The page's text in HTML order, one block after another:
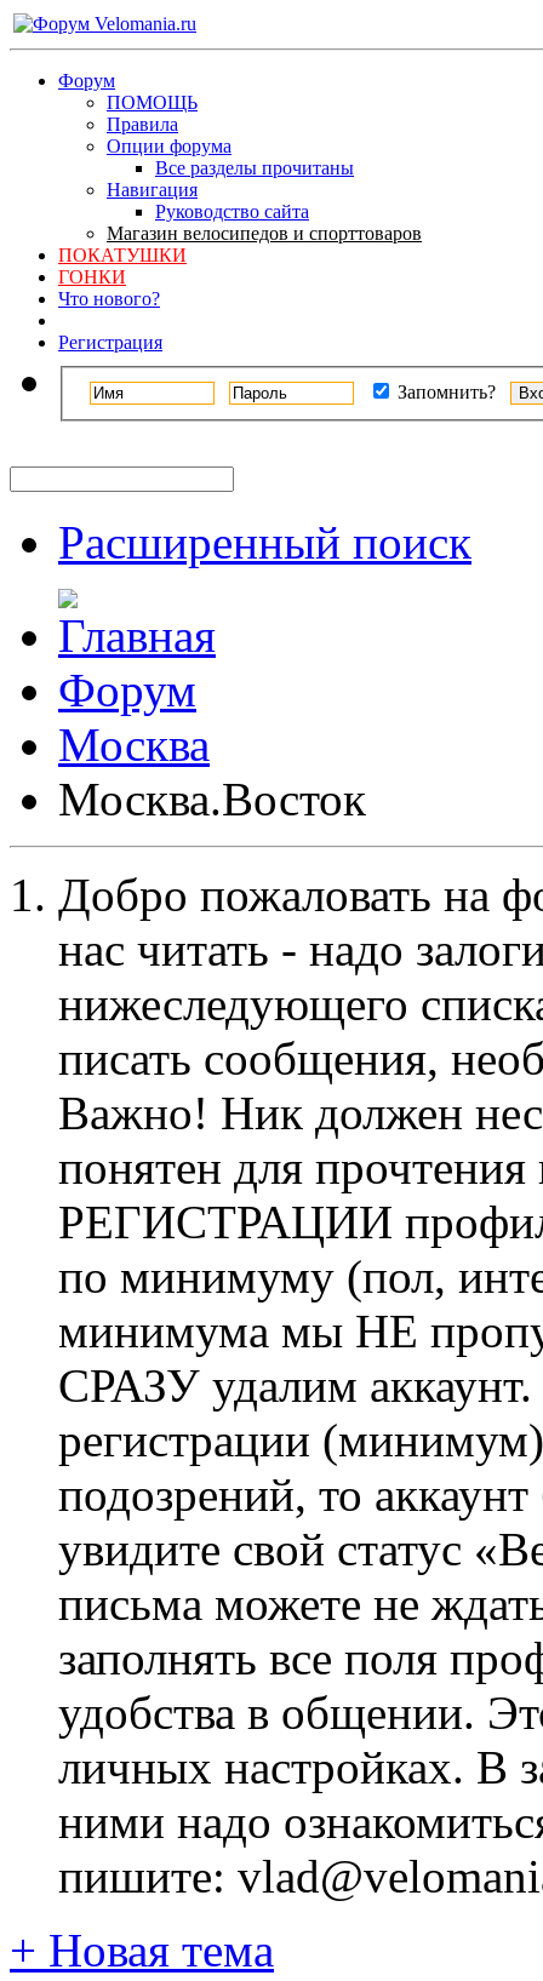
Форум
ПОМОЩЬ
Правила
Опции форума
Все разделы прочитаны
Навигация
Руководство сайта
Магазин велосипедов и спорттоваров
ПОКАТУШКИ
ГОНКИ
Что нового?
Регистрация
Запомнить?
Расширенный поиск
Форум
Москва
Москва.Восток
Добро пожаловать на
нас читать - надо
нижеследующего
писать сообщения,
Важно! Ник должен
понятен для
РЕГИСТРАЦИИ профиль
по минимуму (пол,
минимума мы НЕ
СРАЗУ удалим
регистрации
подозрений, то
увидите свой статус
письма можете не
заполнять все поля
удобства в общении.
личных настройках. В
ними надо
пишите:
+ Новая тема